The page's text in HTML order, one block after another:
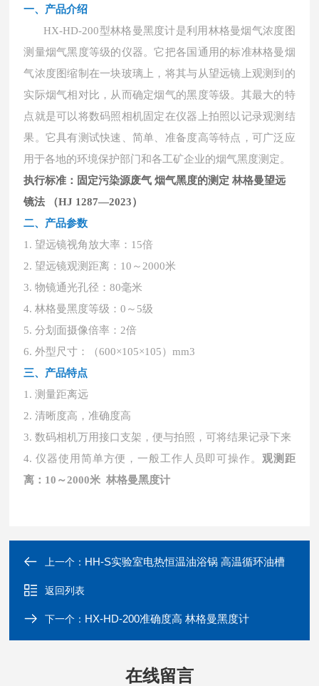
一、产品介绍
HX-HD-200型林格曼黑度计是利用林格曼烟气浓度图
测量烟气黑度等级的仪器。它把各国通用的标准林格曼烟
气浓度图缩制在一块玻璃上，将其与从望远镜上观测到的
实际烟气相对比，从而确定烟气的黑度等级。其最大的特
点就是可以将数码照相机固定在仪器上拍照以记录观测结
果。它具有测试快速、简单、准备度高等特点，可广泛应
用于各地的环境保护部门和各工矿企业的烟气黑度测定。
执行标准：固定污染源废气 烟气黑度的测定 林格曼望远
镜法
（HJ 1287—2023）
二、产品参数
1.望远镜视角放大率： 15倍
2.望远镜观测距离： 10～2000米
3.物镜通光孔径：80毫米
4.林格曼黑度等级：0～5级
5.分划面摄像倍率： 2倍
6.外型尺寸：（600×105×105）mm3
三、产品特点
1. 测量距离远
2. 清晰度高，准确度高
3. 数码相机万用接口支架，便与拍照，可将结果记录下来
4. 仪器使用简单方便，一般工作人员即可操作。 观测距
离：10～2000米 林格曼黑度计
上一个： HH-S实验室电热恒温油浴锅 高温循环油槽
返回列表
下一个： HX-HD-200准确度高 林格曼黑度计
在线留言